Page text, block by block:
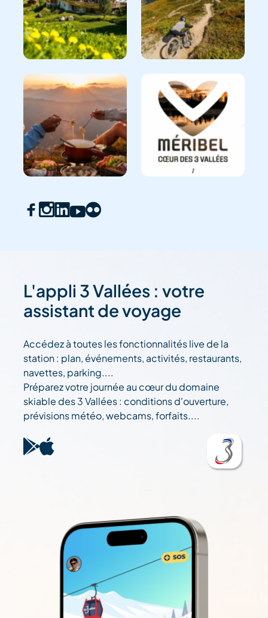
L'appli 3 Vallées : votre
assistant de voyage
Accédez à toutes les fonctionnalités live de la
station : plan, événements, activités, restaurants,
navettes, parking....
Préparez votre journée au cœur du domaine
skiable des 3 Vallées : conditions d'ouverture,
prévisions météo, webcams, forfaits....